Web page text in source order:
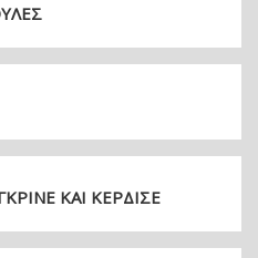
ΚΑΙ ΚΈΡΔΙΣΕ